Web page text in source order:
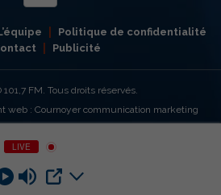
Politique de confidentialité
Publicité
101,7 FM. Tous droits réservés.
web : Cournoyer communication marketing
LIVE